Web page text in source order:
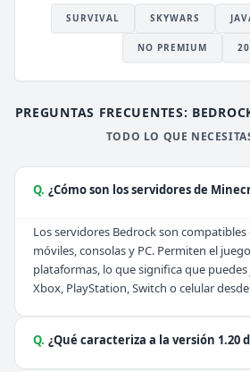
SURVIVAL SKYWARS
NO PREMIUM
PREGUNTAS FRECUENTES:
TODO LO QUE
Q. ¿Cómo son los servidores de
Los servidores Bedrock son
móviles, consolas y PC. Permiten el
plataformas, lo que significa que
Xbox, PlayStation, Switch o celular
Q. ¿Qué caracteriza a la versión 1.20